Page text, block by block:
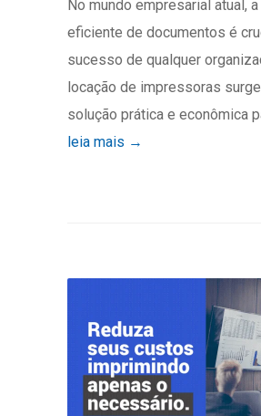
No mundo empresarial atual,
eficiente de documentos é
sucesso de qualquer
locação de impressoras
solução prática e econômica
leia mais →